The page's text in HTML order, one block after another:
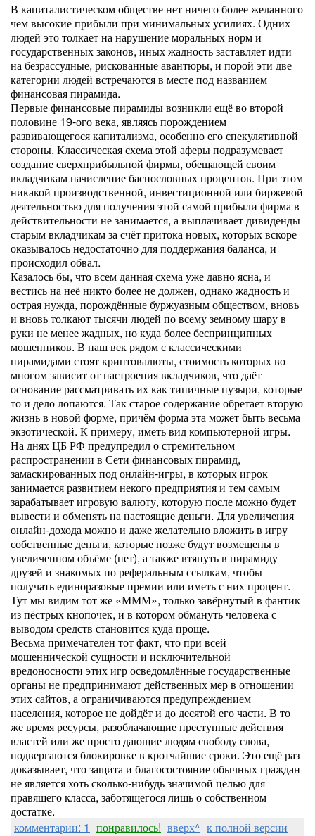
В капиталистическом обществе нет ничего более желанного
чем высокие прибыли при минимальных усилиях. Одних
людей это толкает на нарушение моральных норм и
государственных законов, иных жадность заставляет идти
на безрассудные, рискованные авантюры, и порой эти две
категории людей встречаются в месте под названием
финансовая пирамида.
Первые финансовые пирамиды возникли ещё во второй
половине 19-ого века, являясь порождением
развивающегося капитализма, особенно его спекулятивной
стороны. Классическая схема этой аферы подразумевает
создание сверхприбыльной фирмы, обещающей своим
вкладчикам начисление баснословных процентов. При этом
никакой производственной, инвестиционной или биржевой
деятельностью для получения этой самой прибыли фирма в
действительности не занимается, а выплачивает дивиденды
старым вкладчикам за счёт притока новых, которых вскоре
оказывалось недостаточно для поддержания баланса, и
происходил обвал.
Казалось бы, что всем данная схема уже давно ясна, и
вестись на неё никто более не должен, однако жадность и
острая нужда, порождённые буржуазным обществом, вновь
и вновь толкают тысячи людей по всему земному шару в
руки не менее жадных, но куда более беспринципных
мошенников. В наш век рядом с классическими
пирамидами стоят криптовалюты, стоимость которых во
многом зависит от настроения вкладчиков, что даёт
основание рассматривать их как типичные пузыри, которые
то и дело лопаются. Так старое содержание обретает вторую
жизнь в новой форме, причём форма эта может быть весьма
экзотической. К примеру, иметь вид компьютерной игры.
На днях ЦБ РФ предупредил о стремительном
распространении в Сети финансовых пирамид,
замаскированных под онлайн-игры, в которых игрок
занимается развитием некого предприятия и тем самым
зарабатывает игровую валюту, которую после можно будет
вывести и обменять на настоящие деньги. Для увеличения
онлайн-дохода можно и даже желательно вложить в игру
собственные деньги, которые позже будут возмещены в
увеличенном объёме (нет), а также втянуть в пирамиду
друзей и знакомых по реферальным ссылкам, чтобы
получать единоразовые премии или иметь с них процент.
Тут мы видим тот же «МММ», только завёрнутый в фантик
из пёстрых кнопочек, и в котором обмануть человека с
выводом средств становится куда проще.
Весьма примечателен тот факт, что при всей
мошеннической сущности и исключительной
вредоносности этих игр осведомлённые государственные
органы не предпринимают действенных мер в отношении
этих сайтов, а ограничиваются предупреждением
населения, которое не дойдёт и до десятой его части. В то
же время ресурсы, разоблачающие преступные действия
властей или же просто дающие людям свободу слова,
подвергаются блокировке в кротчайшие сроки. Это ещё раз
доказывает, что защита и благосостояние обычных граждан
не является хоть сколько-нибудь значимой целью для
правящего класса, заботящегося лишь о собственном
достатке.
комментарии: 1 понравилось! вверх^ к полной версии